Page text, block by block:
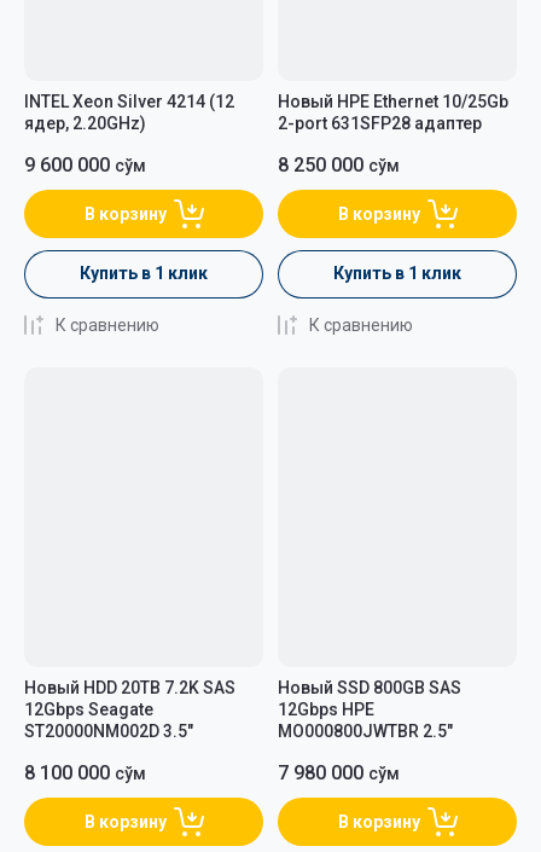
INTEL Xeon Silver 4214 (12
ядер, 2.20GHz)
9 600 000 сўм
В корзину
Купить в 1 клик
К сравнению
Новый HPE Ethernet 10/25Gb
2-port 631SFP28 адаптер
8 250 000 сўм
В корзину
Купить в 1 клик
К сравнению
Новый HDD 20TB 7.2K SAS
12Gbps Seagate
ST20000NM002D 3.5"
8 100 000 сўм
В корзину
Новый SSD 800GB SAS
12Gbps HPE
MO000800JWTBR 2.5"
7 980 000 сўм
В корзину